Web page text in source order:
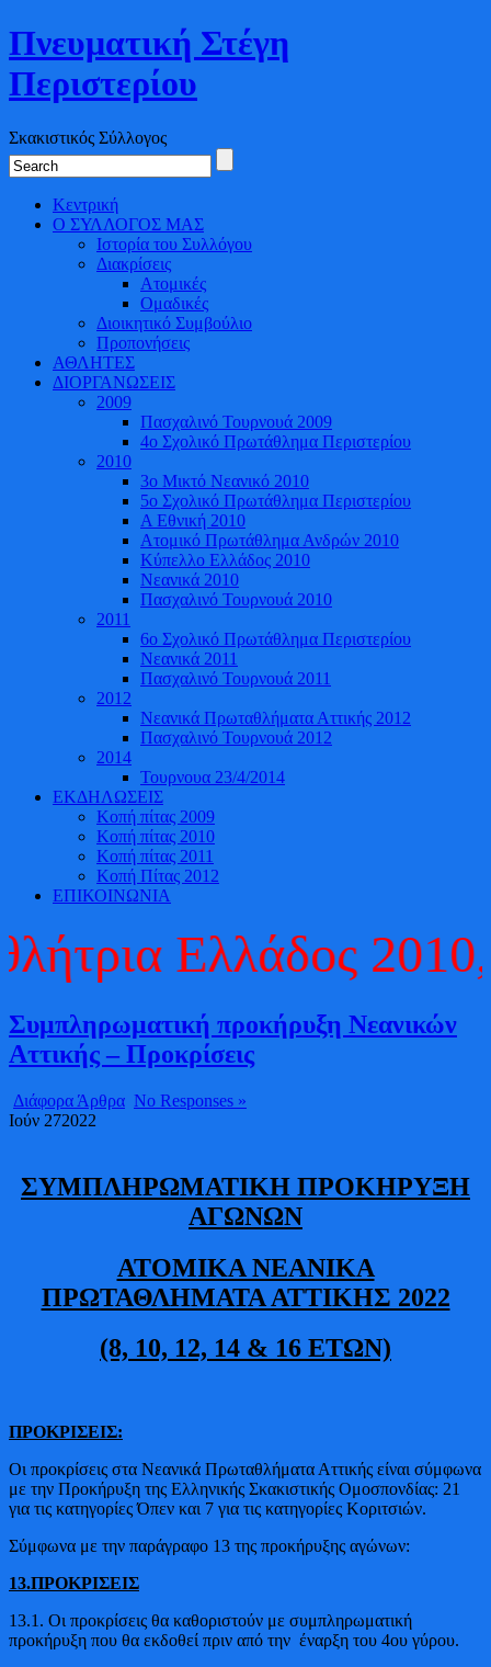
Πνευματική Στέγη
Περιστερίου
Σκακιστικός Σύλλογος
Κεντρική
Ο ΣΥΛΛΟΓΟΣ ΜΑΣ
Ιστορία του Συλλόγου
Διακρίσεις
Ατομικές
Ομαδικές
Διοικητικό Συμβούλιο
Προπονήσεις
ΑΘΛΗΤΕΣ
ΔΙΟΡΓΑΝΩΣΕΙΣ
2009
Πασχαλινό Τουρνουά 2009
4o Σχολικό Πρωτάθλημα Περιστερίου
2010
3ο Μικτό Νεανικό 2010
5ο Σχολικό Πρωτάθλημα Περιστερίου
Α Εθνική 2010
Ατομικό Πρωτάθλημα Ανδρών 2010
Κύπελλο Ελλάδος 2010
Νεανικά 2010
Πασχαλινό Τουρνουά 2010
2011
6ο Σχολικό Πρωτάθλημα Περιστερίου
Νεανικά 2011
Πασχαλινό Τουρνουά 2011
2012
Νεανικά Πρωταθλήματα Αττικής 2012
Πασχαλινό Τουρνουά 2012
2014
Τουρνουα 23/4/2014
ΕΚΔΗΛΩΣΕΙΣ
Κοπή πίτας 2009
Κοπή πίτας 2010
Κοπή πίτας 2011
Κοπή Πίτας 2012
ΕΠΙΚΟΙΝΩΝΙΑ
Ελλάδος 2010,
Συμπληρωματική προκήρυξη Νεανικών
Αττικής – Προκρίσεις
Διάφορα Άρθρα No Responses »
Ιούν 272022
ΣΥΜΠΛΗΡΩΜΑΤΙΚΗ ΠΡΟΚΗΡΥΞΗ
ΑΓΩΝΩΝ
ΑΤΟΜΙΚΑ ΝΕΑΝΙΚΑ
ΠΡΩΤΑΘΛΗΜΑΤΑ ΑΤΤΙΚΗΣ 2022
(8, 10, 12, 14 & 16 ΕΤΩΝ)
ΠΡΟΚΡΙΣΕΙΣ:
Οι προκρίσεις στα Νεανικά Πρωταθλήματα Αττικής είναι σύμφωνα
με την Προκήρυξη της Ελληνικής Σκακιστικής Ομοσπονδίας: 21
για τις κατηγορίες Όπεν και 7 για τις κατηγορίες Κοριτσιών.
Σύμφωνα με την παράγραφο 13 της προκήρυξης αγώνων:
13.ΠΡΟΚΡΙΣΕΙΣ
13.1. Οι προκρίσεις θα καθοριστούν με συμπληρωματική
προκήρυξη που θα εκδοθεί πριν από την έναρξη του 4ου γύρου.